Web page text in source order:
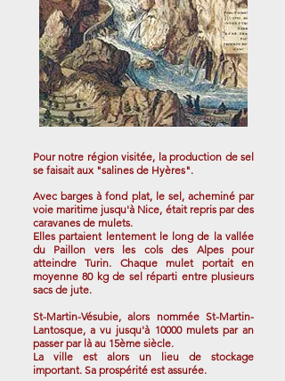
Pour notre région visitée, la production de sel
se faisait aux "salines de Hyères".
Avec barges à fond plat, le sel, acheminé par
voie maritime jusqu'à Nice, était repris pardes
caravanes de mulets.
Elles partaient lentement le long de la vallée
du Paillon vers les cols des Alpes pour
atteindre Turin. Chaque mulet portait en
moyenne 80 kg de sel réparti entre plusieurs
sacs de jute.
St-Martin-Vésubie, alors nommée St-Martin-
Lantosque, a vu jusqu'à 10000 mulets par an
passer par là au 15ème siècle.
La ville est alors un lieu de stockage
important. Sa prospérité est assurée.